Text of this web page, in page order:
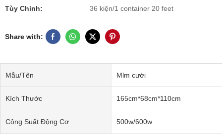
Tùy Chỉnh:
36 kiện/1 container 20 feet
Share with:
Mẫu/Tên Mỉm cười
Kích Thước 165cm*68cm*110cm
Công Suất Động Cơ 500w/600w